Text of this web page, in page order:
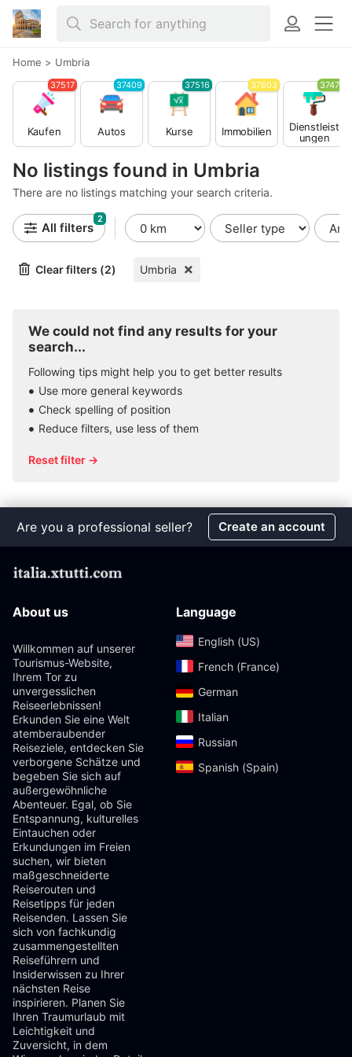
Home > Umbria
No listings found in Umbria
There are no listings matching your search criteria.
Kaufen
37517
Autos
37409
Kurse
37516
Immobilien
37603
Dienstleist
ungen
37479
All filters
2
Clear filters (2) Umbria
We could not find any results for your
search...
Following tips might help you to get better results
Use more general keywords
Check spelling of position
Reduce filters, use less of them
Reset filter →
Are you a professional seller? Create an account
About us
Willkommen auf unserer
Tourismus-Website,
Ihrem Tor zu
unvergesslichen
Reiseerlebnissen!
Erkunden Sie eine Welt
atemberaubender
Reiseziele, entdecken Sie
verborgene Schätze und
begeben Sie sich auf
außergewöhnliche
Abenteuer. Egal, ob Sie
Entspannung, kulturelles
Eintauchen oder
Erkundungen im Freien
suchen, wir bieten
maßgeschneiderte
Reiserouten und
Reisetipps für jeden
Reisenden. Lassen Sie
sich von fachkundig
zusammengestellten
Reiseführern und
Insiderwissen zu Ihrer
nächsten Reise
inspirieren. Planen Sie
Ihren Traumurlaub mit
Leichtigkeit und
Zuversicht, in dem
Language
English (US)‎
French (France)‎
German‎
Italian‎
Russian‎
Spanish (Spain)‎